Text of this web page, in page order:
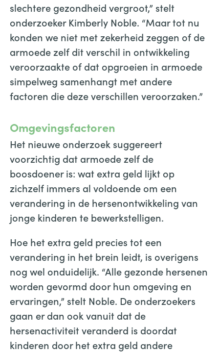
slechtere gezondheid vergroot,” stelt
onderzoeker Kimberly Noble. “Maar tot nu
konden we niet met zekerheid zeggen of de
armoede zelf dit verschil in ontwikkeling
veroorzaakte of dat opgroeien in armoede
simpelweg samenhangt met andere
factoren die deze verschillen veroorzaken.”
Omgevingsfactoren
Het nieuwe onderzoek suggereert
voorzichtig dat armoede zelf de
boosdoener is: wat extra geld lijkt op
zichzelf immers al voldoende om een
verandering in de hersenontwikkeling van
jonge kinderen te bewerkstelligen.
Hoe het extra geld precies tot een
verandering in het brein leidt, is overigens
nog wel onduidelijk. “Alle gezonde hersenen
worden gevormd door hun omgeving en
ervaringen,” stelt Noble. De onderzoekers
gaan er dan ook vanuit dat de
hersenactiviteit veranderd is doordat
kinderen door het extra geld andere